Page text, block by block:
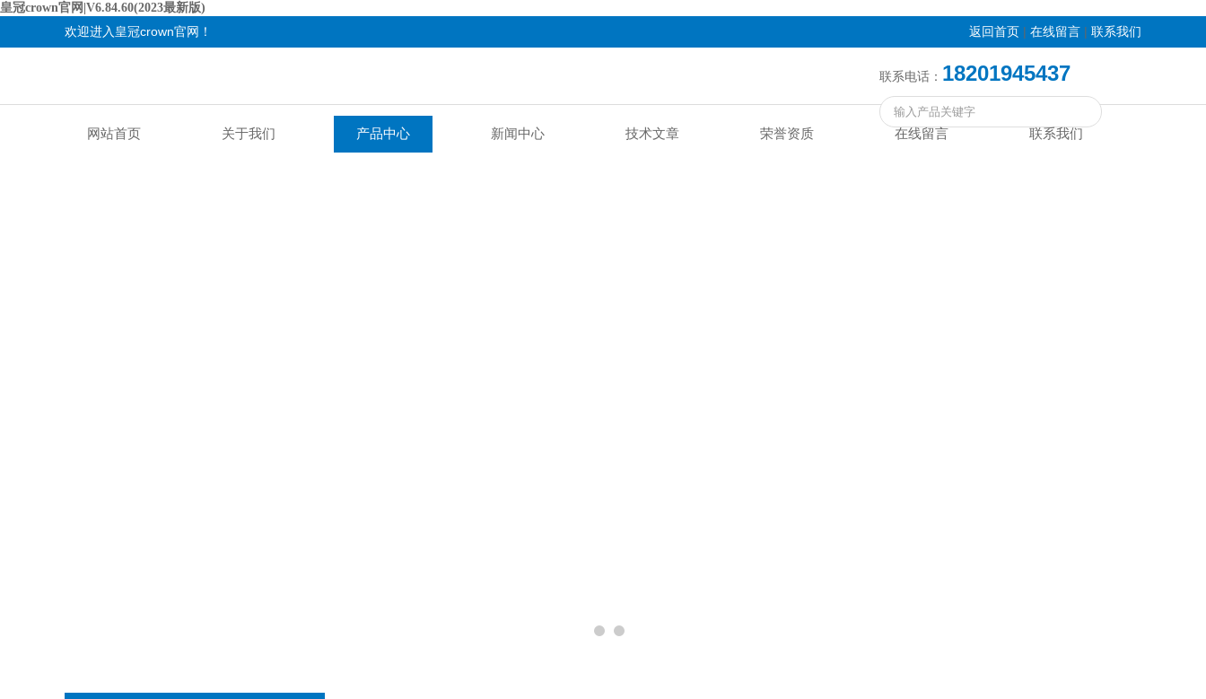
皇冠crown官网|V6.84.60(2023最新版)
欢迎进入皇冠crown官网！ 返回首页 | 在线留言 | 联系我们
联系电话： 18201945437
网站首页 关于我们 产品中心 新闻中心 技术文章 荣誉资质 在线留言 联系我们